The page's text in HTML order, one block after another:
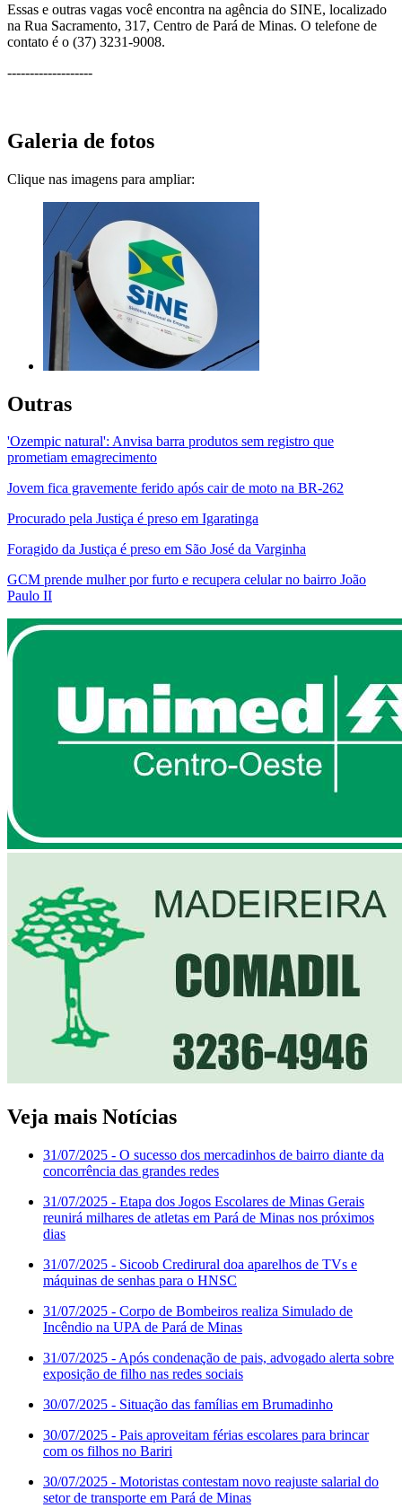
Essas e outras vagas você encontra na agência do SINE, localizado
na Rua Sacramento, 317, Centro de Pará de Minas. O telefone de
contato é o (37) 3231-9008.
-------------------
Galeria de fotos
Clique nas imagens para ampliar:
Outras
'Ozempic natural': Anvisa barra produtos sem registro que
prometiam emagrecimento
Jovem fica gravemente ferido após cair de moto na BR-262
Procurado pela Justiça é preso em Igaratinga
Foragido da Justiça é preso em São José da Varginha
GCM prende mulher por furto e recupera celular no bairro João
Paulo II
Veja mais Notícias
31/07/2025 - O sucesso dos mercadinhos de bairro diante da
concorrência das grandes redes
31/07/2025 - Etapa dos Jogos Escolares de Minas Gerais
reunirá milhares de atletas em Pará de Minas nos próximos
dias
31/07/2025 - Sicoob Credirural doa aparelhos de TVs e
máquinas de senhas para o HNSC
31/07/2025 - Corpo de Bombeiros realiza Simulado de
Incêndio na UPA de Pará de Minas
31/07/2025 - Após condenação de pais, advogado alerta sobre
exposição de filho nas redes sociais
30/07/2025 - Situação das famílias em Brumadinho
30/07/2025 - Pais aproveitam férias escolares para brincar
com os filhos no Bariri
30/07/2025 - Motoristas contestam novo reajuste salarial do
setor de transporte em Pará de Minas